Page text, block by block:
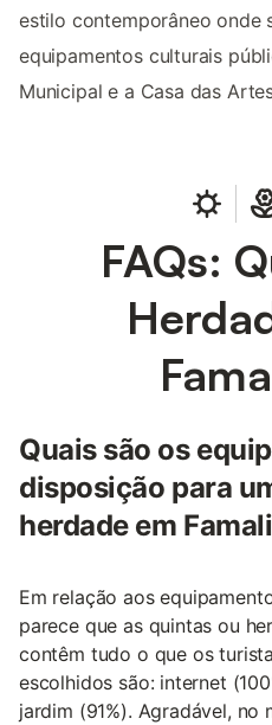
estilo contemporâneo onde
equipamentos culturais
Municipal e a Casa das
FAQs:
Quais são os
disposição para
herdade em
Em relação aos
parece que as quintas ou
contêm tudo o que os
escolhidos são: internet
jardim (91%). Agradável, no